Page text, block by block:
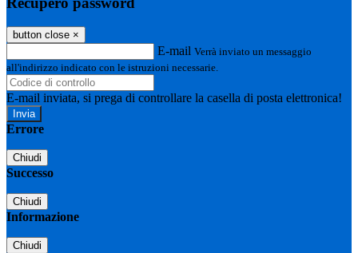
button close ×
E-mail Verrà inviato un messaggio
all'indirizzo indicato con le istruzioni necessarie.
E-mail inviata, si prega di controllare la casella di posta elettronica!
Errore
Chiudi
Successo
Chiudi
Informazione
Chiudi